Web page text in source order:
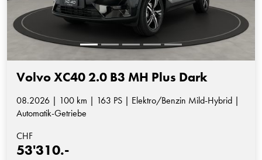
Volvo XC40 2.0 B3 MH Plus Dark
08.2026 | 100 km | 163 PS | Elektro/Benzin Mild-Hybrid |
Automatik-Getriebe
CHF
53'310.-